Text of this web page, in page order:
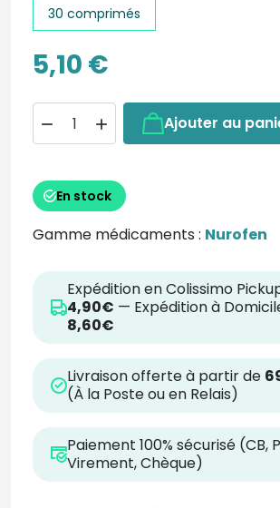
30 comprimés
5,10 €
  Ajouter au
En stock
Gamme médicaments : Nurofen
Expédition en Colissimo
4,90€ — Expédition à
8,60€
Livraison offerte à partir de
(À la Poste ou en Relais)
Paiement 100% sécurisé (CB,
Virement, Chèque)